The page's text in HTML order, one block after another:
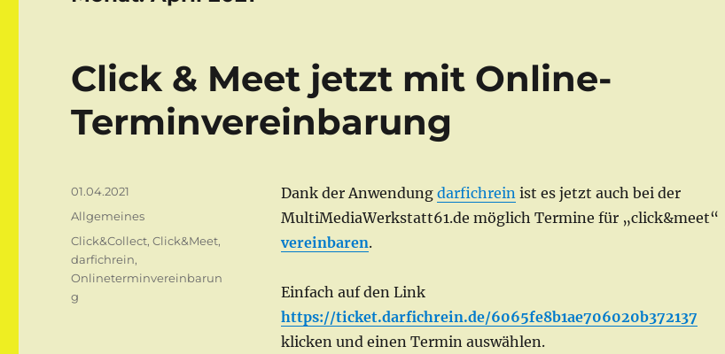
Click & Meet jetzt mit Online-
Terminvereinbarung
Dank der Anwendung darfichreinist es jetzt auch bei der
MultiMediaWerkstatt61.de möglich Termine für „click&meet“
vereinbaren.
Einfach auf den Link
https://ticket.darfichrein.de/6065fe8b1ae706020b372137
klicken und einen Termin auswählen.
Veröffentlicht
am
01.04.2021
Kategorien
Allgemeines
Schlagwörter
Click&Collect,Click&Meet,
darfichrein,
Onlineterminvereinbarun
g